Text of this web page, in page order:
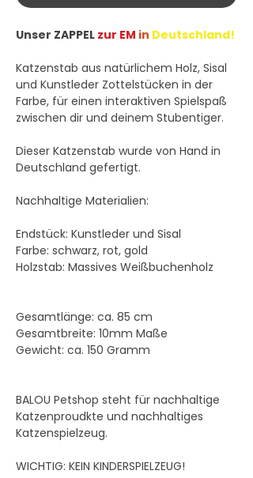
Unser ZAPPEL zur EM in Deutschland!
Katzenstab aus natürlichem Holz, Sisal
und Kunstleder Zottelstücken in der
Farbe, für einen interaktiven Spielspaß
zwischen dir und deinem Stubentiger.
Dieser Katzenstab wurde von Hand in
Deutschland gefertigt.
Nachhaltige Materialien:
Endstück: Kunstleder und Sisal
Farbe: schwarz, rot, gold
Holzstab: Massives Weißbuchenholz
Gesamtlänge: ca. 85 cm
Gesamtbreite: 10mm Maße
Gewicht: ca. 150 Gramm
BALOU Petshop steht für nachhaltige
Katzenproudkte und nachhaltiges
Katzenspielzeug.
WICHTIG: KEIN KINDERSPIELZEUG!